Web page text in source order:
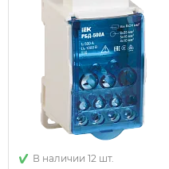
В наличии 12 шт.